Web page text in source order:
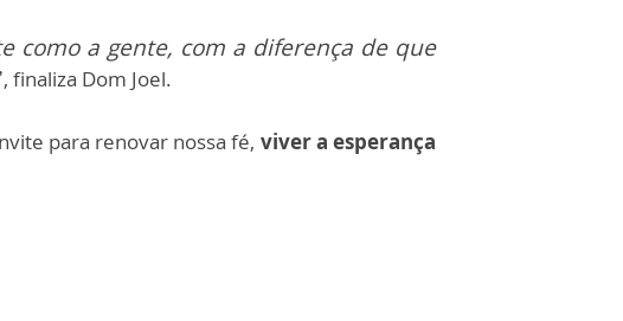
como a gente, com a diferença de que
, finaliza Dom Joel.
para renovar nossa fé, viver a esperança